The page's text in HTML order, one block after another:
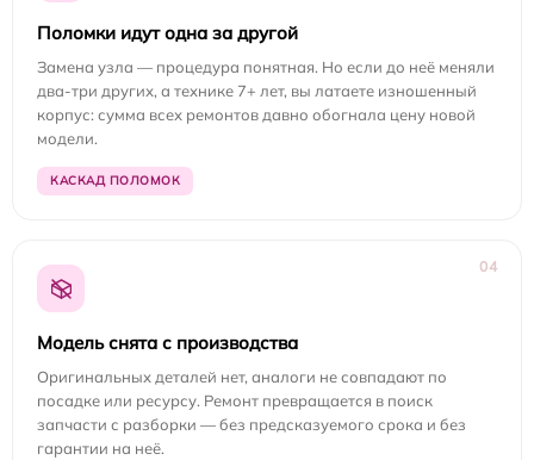
Поломки идут одна за другой
Замена узла — процедура понятная. Но если до неё меняли
два-три других, а технике 7+ лет, вы латаете изношенный
корпус: сумма всех ремонтов давно обогнала цену новой
модели.
КАСКАД ПОЛОМОК
04
Модель снята с производства
Оригинальных деталей нет, аналоги не совпадают по
посадке или ресурсу. Ремонт превращается в поиск
запчасти с разборки — без предсказуемого срока и без
гарантии на неё.